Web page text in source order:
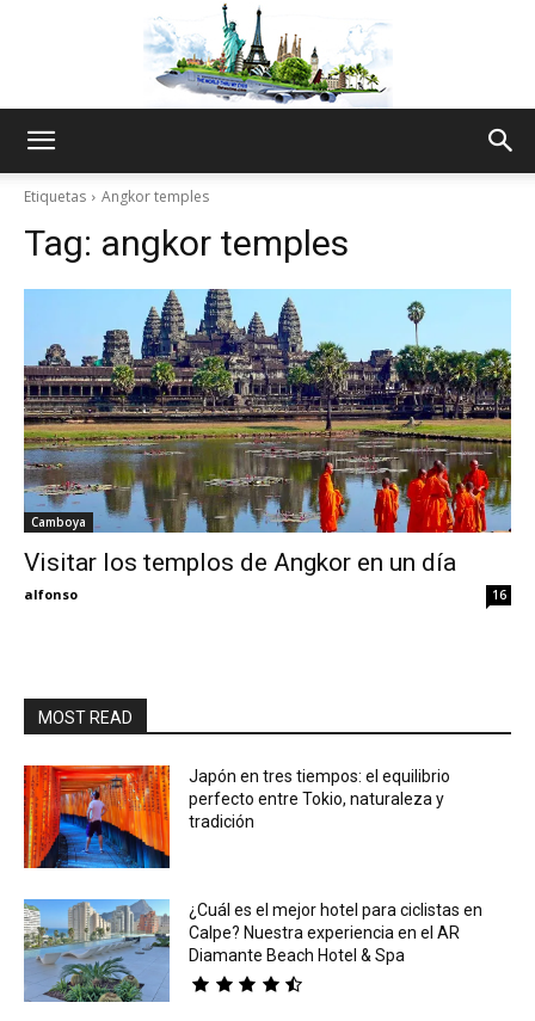
World
Thru
My
Etiquetas Angkor temples
Tag: angkor temples
Camboya
Visitar los templos de Angkor en un día
alfonso 16
MOST READ
Japón en tres tiempos: el equilibrio
perfecto entre Tokio, naturaleza y
tradición
¿Cuál es el mejor hotel para ciclistas en
Calpe? Nuestra experiencia en el AR
Diamante Beach Hotel & Spa